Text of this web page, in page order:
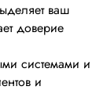
ваш
доверие
системами и
и